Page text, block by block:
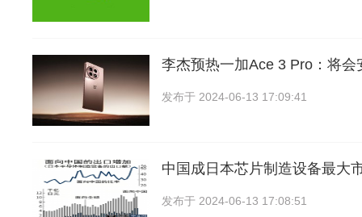
李杰预热一加Ace 3 Pro：将会
发布于 2024-06-13 17:09:41
中国成日本芯片制造设备最大
发布于 2024-06-13 17:08:51